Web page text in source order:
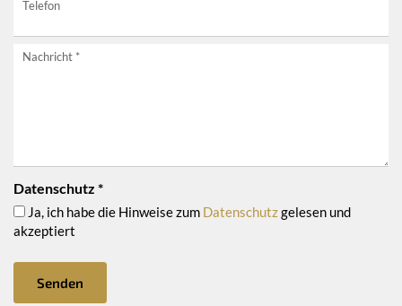
Telefon
Nachricht *
Datenschutz *
Ja, ich habe die Hinweise zum Datenschutzgelesen und
akzeptiert
Senden